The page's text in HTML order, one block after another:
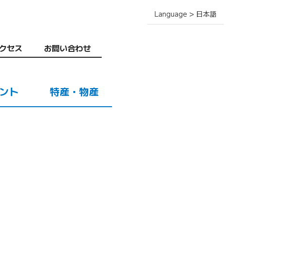
Language > 日本語
セス お問い合わせ
ト 特産・物産